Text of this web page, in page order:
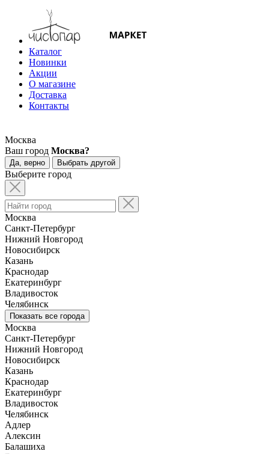
Каталог
Новинки
Акции
О магазине
Доставка
Контакты
Москва
Ваш город Москва?
Да, верно Выбрать другой
Выберите город
Москва
Санкт-Петербург
Нижний Новгород
Новосибирск
Казань
Краснодар
Екатеринбург
Владивосток
Челябинск
Показать все города
Москва
Санкт-Петербург
Нижний Новгород
Новосибирск
Казань
Краснодар
Екатеринбург
Владивосток
Челябинск
Адлер
Алексин
Балашиха